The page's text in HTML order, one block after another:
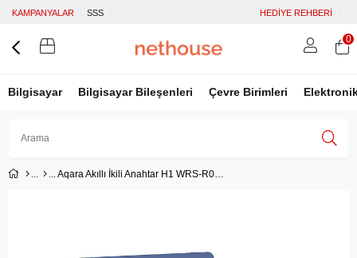
KAMPANYALAR SSS HEDİYE REHBERİ
Bilgisayar Bilgisayar Bileşenleri Çevre Birimleri
0
Aqara Akıllı İkili Anahtar H1 WRS-R02 (Apple Home Destekli)